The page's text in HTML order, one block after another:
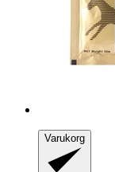
Varukorg